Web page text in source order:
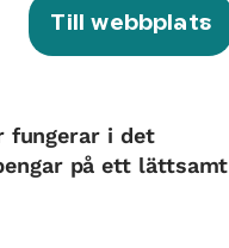
Till webbplats
fungerar i det
på ett lättsamt